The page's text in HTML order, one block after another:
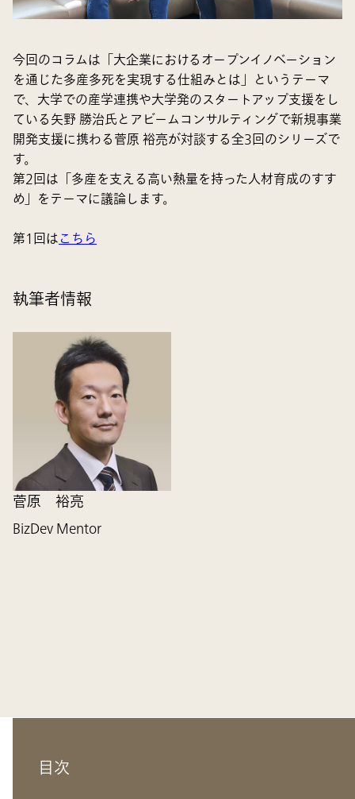
今回のコラムは「大企業におけるオープンイノベーション
を通じた多産多死を実現する仕組みとは」というテーマ
で、大学での産学連携や大学発のスタートアップ支援をし
ている矢野 勝治氏とアビームコンサルティングで新規事業
開発支援に携わる菅原 裕亮が対談する全3回のシリーズで
す。
第2回は「多産を支える高い熱量を持った人材育成のすす
め」をテーマに議論します。
第1回はこちら
執筆者情報
菅原 裕亮
BizDev Mentor
目次